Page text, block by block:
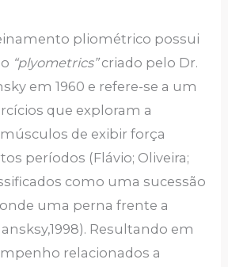
pliométrico possui
“plyometrics”criado pelo Dr.
em 1960 e refere-se a um
que exploram a
de exibir força
períodos (Flávio; Oliveira;
como uma sucessão
uma perna frente a
Resultando em
relacionados a